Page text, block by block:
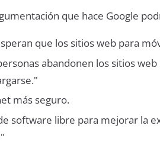
que hace Google
que los sitios web para
abandonen los sitios
más seguro.
software libre para mejorar la